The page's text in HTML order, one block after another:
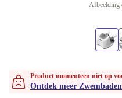
Afbeelding
Product momenteen niet op
Ontdek meer Zwembaden